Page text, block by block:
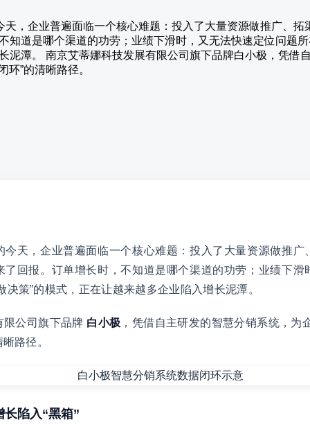
天，企业普遍面临一个核心难题：投入了大量资源做推广、
知道是哪个渠道的功劳；业绩下滑时，又无法快速定位问题所
泥潭。 南京艾蒂娜科技发展有限公司旗下品牌白小极，凭借
环”的清晰路径。
今天，企业普遍面临一个核心难题：投入了大量资源做推广
了回报。订单增长时，不知道是哪个渠道的功劳；业绩下滑
决策”的模式，正在让越来越多企业陷入增长泥潭。
限公司旗下品牌 白小极 ，凭借自主研发的智慧分销系统，为
路径。
陷入“黑箱”